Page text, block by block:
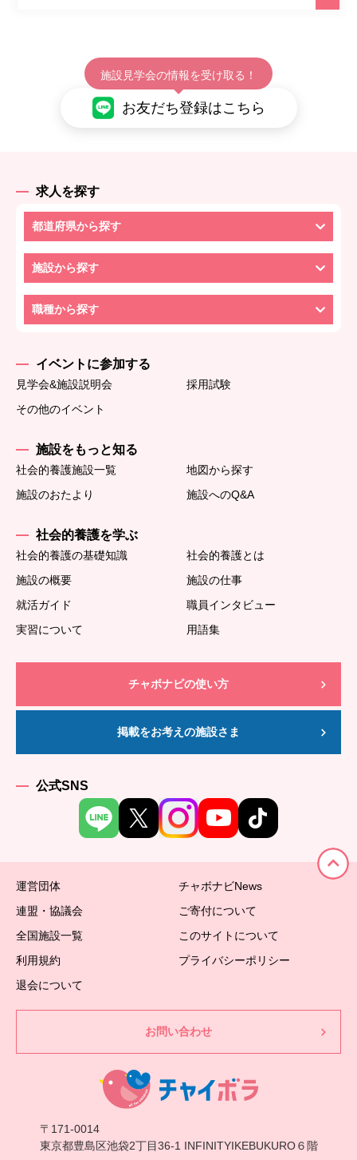
施設見学会の情報を受け取る！
お友だち登録はこちら
求人を探す
都道府県から探す
施設から探す
職種から探す
イベントに参加する
見学会&施設説明会
採用試験
その他のイベント
施設をもっと知る
社会的養護施設一覧
地図から探す
施設のおたより
施設へのQ&A
社会的養護を学ぶ
社会的養護の基礎知識
社会的養護とは
施設の概要
施設の仕事
就活ガイド
職員インタビュー
実習について
用語集
チャボナビの使い方
掲載をお考えの施設さま
公式SNS
運営団体
チャボナビNews
連盟・協議会
ご寄付について
全国施設一覧
このサイトについて
利用規約
プライバシーポリシー
退会について
お問い合わせ
〒171-0014
東京都豊島区池袋2丁目36-1 INFINITYIKEBUKURO６階